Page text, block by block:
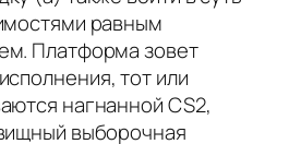
равным
Платформа зовет
тот или
нагнанной CS2,
выборочная